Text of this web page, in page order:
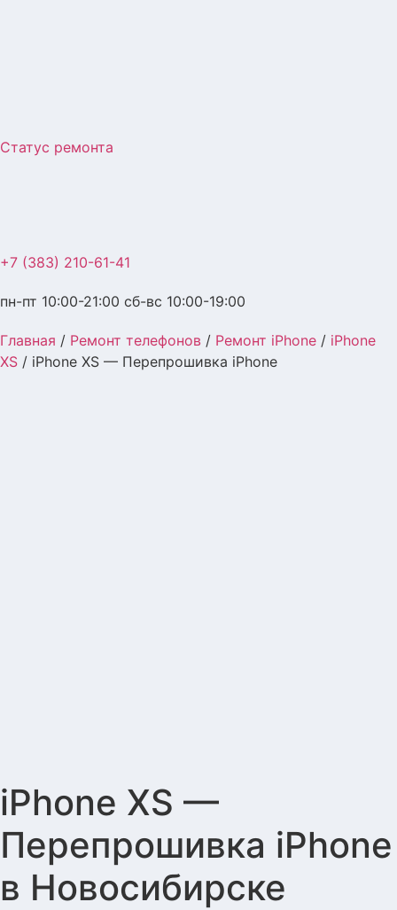
Статус ремонта
+7 (383) 210-61-41
пн-пт 10:00-21:00 сб-вс 10:00-19:00
Главная / Ремонт телефонов / Ремонт iPhone / iPhone
XS / iPhone XS — Перепрошивка iPhone
iPhone XS —
Перепрошивка iPhone
в Новосибирске